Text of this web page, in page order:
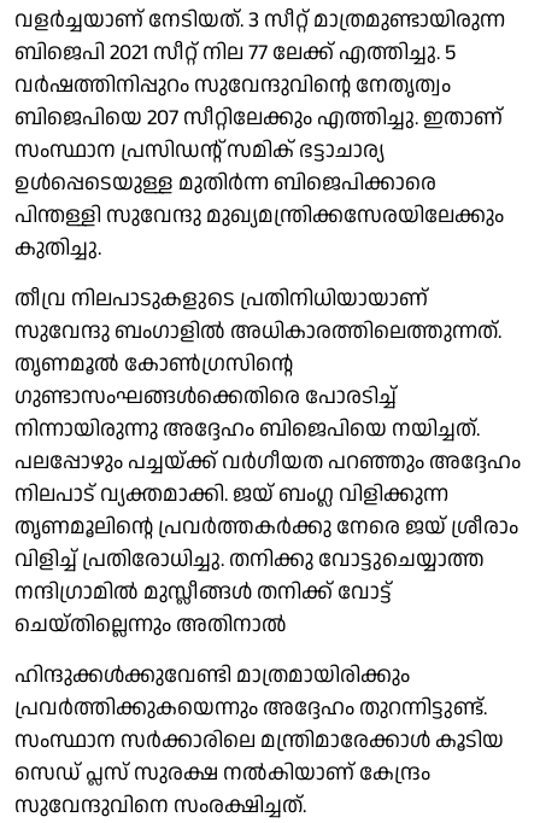
വളര്‍ച്ചയാണ് നേടിയത്. 3 സീറ്റ് മാത്രമുണ്ടായിരുന്ന
ബിജെപി 2021 സീറ്റ് നില 77 ലേക്ക് എത്തിച്ചു. 5
വര്‍ഷത്തിനിപ്പുറം സുവേന്ദുവിന്റെ നേതൃത്വം
ബിജെപിയെ 207 സീറ്റിലേക്കും എത്തിച്ചു. ഇതാണ്
സംസ്ഥാന പ്രസിഡന്റ് സമിക് ഭട്ടാചാര്യ
ഉള്‍പ്പെടെയുള്ള മുതിര്‍ന്ന ബിജെപിക്കാരെ
പിന്തള്ളി സുവേന്ദു മുഖ്യമന്ത്രിക്കസേരയിലേക്കും
കുതിച്ചു.
തീവ്ര നിലപാടുകളുടെ പ്രതിനിധിയായാണ്
സുവേന്ദു ബംഗാളില്‍ അധികാരത്തിലെത്തുന്നത്.
തൃണമൂല്‍ കോണ്‍ഗ്രസിന്റെ
ഗുണ്ടാസംഘങ്ങള്‍ക്കെതിരെ പോരടിച്ച്
നിന്നായിരുന്നു അദ്ദേഹം ബിജെപിയെ നയിച്ചത്.
പലപ്പോഴും പച്ചയ്ക്ക് വര്‍ഗീയത പറഞ്ഞും അദ്ദേഹം
നിലപാട് വ്യക്തമാക്കി. ജയ് ബംഗ്ല വിളിക്കുന്ന
തൃണമൂലിന്റെ പ്രവര്‍ത്തകര്‍ക്കു നേരെ ജയ് ശ്രീരാം
വിളിച്ച് പ്രതിരോധിച്ചു. തനിക്കു വോട്ടുചെയ്യാത്ത
നന്ദിഗ്രാമില്‍ മുസ്ലീങ്ങള്‍ തനിക്ക് വോട്ട്
ചെയ്തില്ലെന്നും അതിനാല്‍
ഹിന്ദുക്കള്‍ക്കുവേണ്ടി മാത്രമായിരിക്കും
പ്രവര്‍ത്തിക്കുകയെന്നും അദ്ദേഹം തുറന്നിട്ടുണ്ട്.
സംസ്ഥാന സര്‍ക്കാരിലെ മന്ത്രിമാരേക്കാള്‍ കൂടിയ
സെഡ് പ്ലസ് സുരക്ഷ നല്‍കിയാണ് കേന്ദ്രം
സുവേന്ദുവിനെ സംരക്ഷിച്ചത്.